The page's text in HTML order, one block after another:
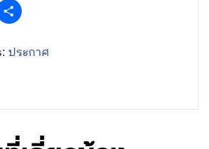
ประกาศ